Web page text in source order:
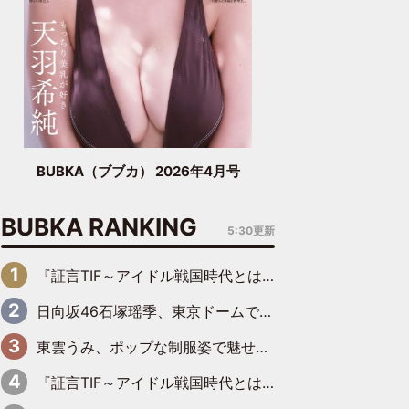
BUBKA（ブブカ） 2026年4月号
BUBKA RANKING 5:30更新
『証言TIF～アイドル戦国時代とはなんだったのか～』第6回：でんぱ組.inc・古川未鈴×相沢梨紗「『ハロプロやりたかったな』って言ったら、夢眠ねむさんに『てめえはでんぱ組．incなんだよ！』って肩パンされて(笑)」
日向坂46石塚瑶季、東京ドームで“観戦バレ”！ ナイツ・塙も認めた「巨人に詳しすぎるアイドル」は元VENUSスクール生で杉内コーチ推し⁉
東雲うみ、ポップな制服姿で魅せる“東雲グリーン”の正体
『証言TIF～アイドル戦国時代とはなんだったのか～』第8回：Negicco・Nao☆×Megu×Kaede「東京からオファーが来たのと、梨の皮剥きとどっちが大事なんだって」